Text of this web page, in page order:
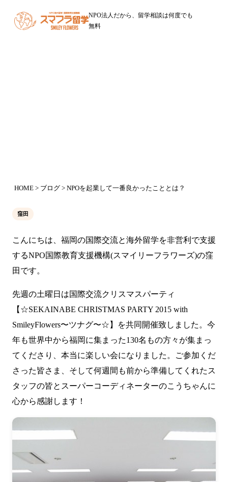
NPO法人だから、留学相談は何度でも
無料
HOME > ブログ > NPOを起業して一番良かったこととは？
窪田
こんにちは、福岡の国際交流と海外留学を非営利で支援
するNPO国際教育支援機構(スマイリーフラワーズ)の窪
田です。
先週の土曜日は国際交流クリスマスパーティ
【☆SEKAINABE CHRISTMAS PARTY 2015 with
SmileyFlowers〜ツナグ〜☆】を共同開催致しました。今
年も世界中から福岡に集まった130名もの方々が集まっ
てくださり、本当に楽しい会になりました。ご参加くだ
さった皆さま、そして何週間も前から準備してくれたス
タッフの皆とスーパーコーディネーターのこうちゃんに
心から感謝します！